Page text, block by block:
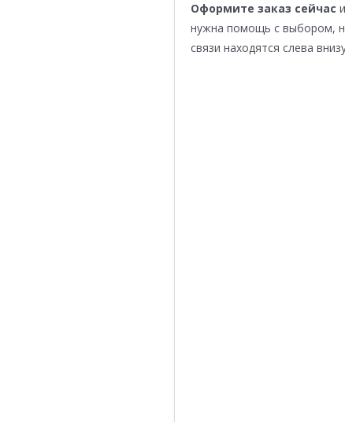
Оформите заказ сейчас
нужна помощь с выбором,
связи находятся слева